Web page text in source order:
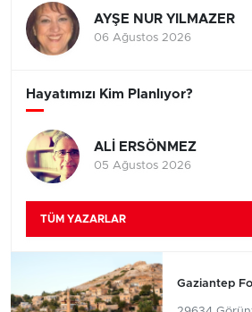
AYŞE NUR YILMAZER
06 Ağustos 2026
Hayatımızı Kim Planlıyor?
ALİ ERSÖNMEZ
05 Ağustos 2026
TÜM YAZARLAR
Gaziantep